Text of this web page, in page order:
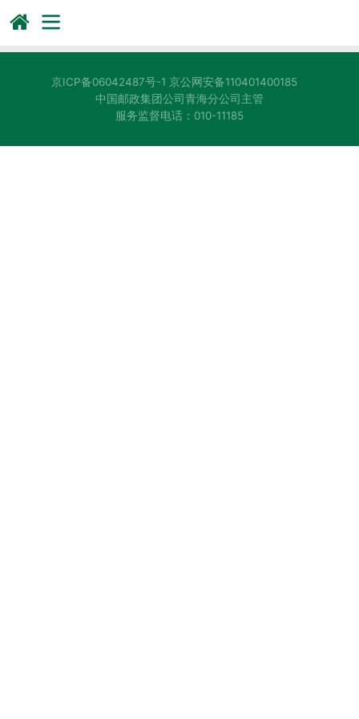
京ICP备06042487号-1 京公网安备110401400185
中国邮政集团公司青海分公司主管
服务监督电话：010-11185